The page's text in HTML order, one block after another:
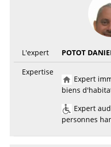
L'expert
POTOT
Expertise
Expert
biens
Expert
personnes